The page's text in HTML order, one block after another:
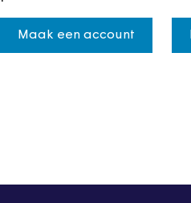
Maak een account